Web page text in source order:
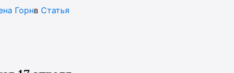
Горнв Статья